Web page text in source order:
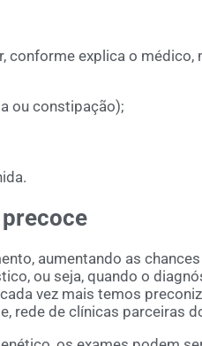
explica o médico,
ou constipação);
aumentando as
ou seja, quando o
vez mais temos
rede de clínicas parceiras